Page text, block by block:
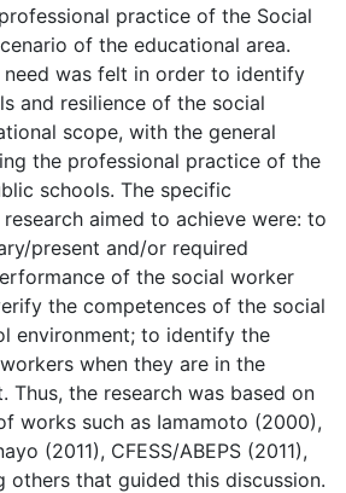
practice of the Social
of the educational area.
need was felt in order to identify
and resilience of the social
scope, with the general
the professional practice of the
schools. The specific
aimed to achieve were: to
present and/or required
of the social worker
the competences of the social
environment; to identify the
when they are in the
Thus, the research was based on
works such as Iamamoto (2000),
(2011), CFESS/ABEPS (2011),
others that guided this discussion.